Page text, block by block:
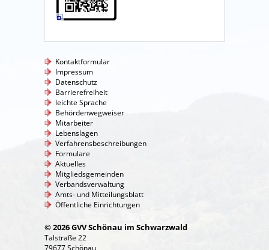
Kontaktformular
Impressum
Datenschutz
Barrierefreiheit
leichte Sprache
Behördenwegweiser
Mitarbeiter
Lebenslagen
Verfahrensbeschreibungen
Formulare
Aktuelles
Mitgliedsgemeinden
Verbandsverwaltung
Amts- und Mitteilungsblatt
Öffentliche Einrichtungen
© 2026 GVV Schönau im Schwarzwald
Talstraße 22